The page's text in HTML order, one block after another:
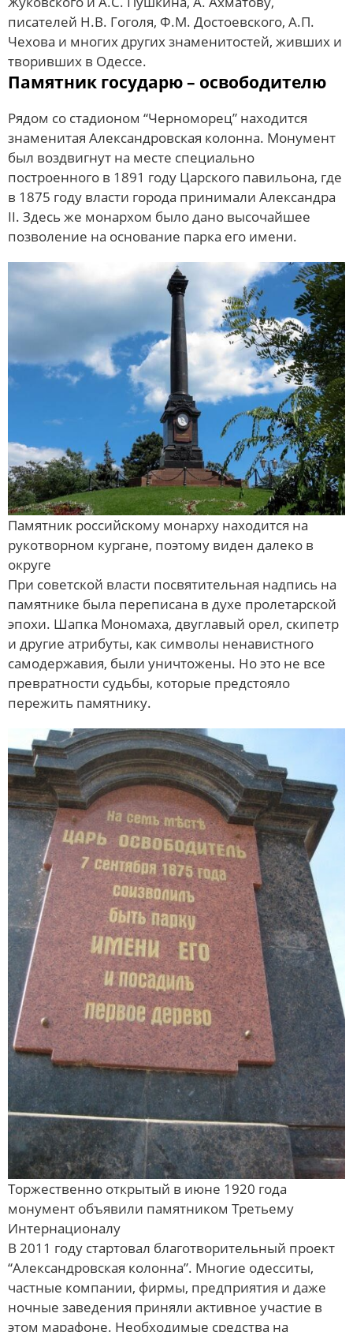
писателей Н.В. Гоголя, Ф.М. Достоевского, А.П.
Чехова и многих других знаменитостей, живших и
творивших в Одессе.
Памятник государю – освободителю
Рядом со стадионом “Черноморец” находится
знаменитая Александровская колонна. Монумент
был воздвигнут на месте специально
построенного в 1891 году Царского павильона, где
в 1875 году власти города принимали Александра
II. Здесь же монархом было дано высочайшее
позволение на основание парка его имени.
Памятник российскому монарху находится на
рукотворном кургане, поэтому виден далеко в
округе
При советской власти посвятительная надпись на
памятнике была переписана в духе пролетарской
эпохи. Шапка Мономаха, двуглавый орел, скипетр
и другие атрибуты, как символы ненавистного
самодержавия, были уничтожены. Но это не все
превратности судьбы, которые предстояло
пережить памятнику.
Торжественно открытый в июне 1920 года
монумент объявили памятником Третьему
Интернационалу
В 2011 году стартовал благотворительный проект
“Александровская колонна”. Многие одесситы,
частные компании, фирмы, предприятия и даже
ночные заведения приняли активное участие в
этом марафоне. Необходимые средства на